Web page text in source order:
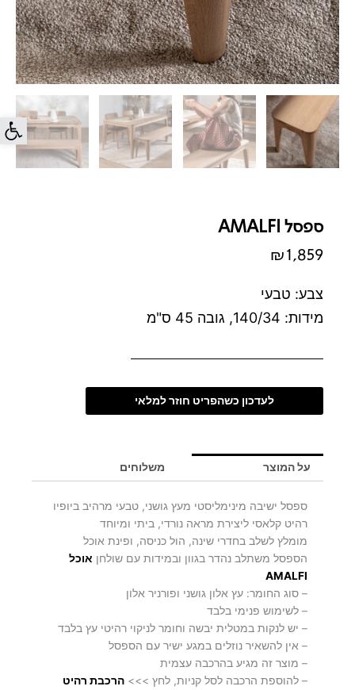
פתח
ספסל AMALFI
₪1,859
צבע: טבעי
מידות: 140/34, גובה 45 ס"מ
לעדכון כשהפריט חוזר למלאי
על המוצר משלוחים
ספסל ישיבה מינימליסטי מעץ גושני, טבעי מרהיב ביופיו
רהיט קלאסי ליצירת מראה נורדי, ביתי ומיוחד
מומלץ לשלב בחדרי שינה, הול כניסה, ופינת אוכל
הספסל משתלב נהדר בגוון ובמידות עם שולחן אוכל
AMALFI
– סוג החומר: עץ אלון גושני ופורניר אלון
– לשימוש פנימי בלבד
– יש לנקות במטלית יבשה וחומר לניקוי רהיטי עץ בלבד
– אין להשאיר נוזלים במגע ישיר עם הספסל
– מוצר זה מגיע בהרכבה עצמית
– להוספת הרכבה לסל קניות, לחץ >>> הרכבת רהיט